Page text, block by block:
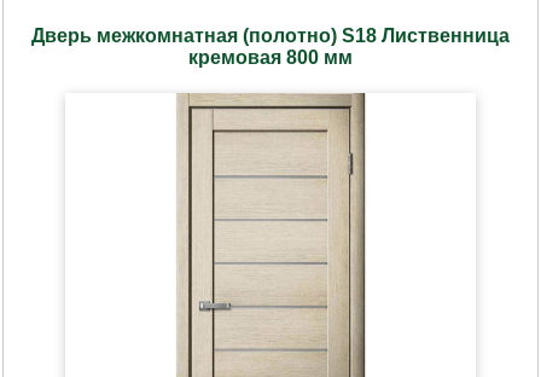
Дверь межкомнатная (полотно) S18 Лиственница
кремовая 800 мм